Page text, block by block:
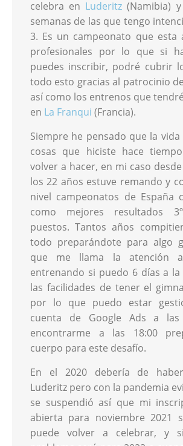
celebra en Luderitz (Namibia)
semanas de las que tengo
3. Es un campeonato que esta
profesionales por lo que si
puedes inscribir, podré cubrir
todo esto gracias al patrocinio de
así como los entrenos que
en La Franqui (Francia).
Siempre he pensado que la
cosas que hiciste hace
volver a hacer, en mi caso
los 22 años estuve remando y
nivel campeonatos de España
como mejores resultados
puestos. Tantos años
todo preparándote para algo
que me llama la atención
entrenando si puedo 6 días a la
las facilidades de tener el
por lo que puedo estar
cuenta de Google Ads a las
encontrarme a las 18:00
cuerpo para este desafío.
En el 2020 debería de
Luderitz pero con la pandemia
se suspendió así que mi
abierta para noviembre 2021
puede volver a celebrar, y